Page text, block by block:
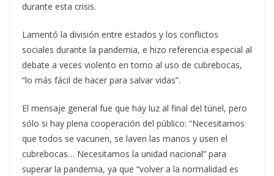
durante esta crisis.
Lamentó la división entre estados y los conflictos
sociales durante la pandemia, e hizo referencia especial al
debate a veces violento en torno al uso de cubrebocas,
“lo más fácil de hacer para salvar vidas”.
El mensaje general fue que hay luz al final del túnel, pero
sólo si hay plena cooperación del público: “Necesitamos
que todos se vacunen, se laven las manos y usen el
cubrebocas… Necesitamos la unidad nacional” para
superar la pandemia, ya que “volver a la normalidad es